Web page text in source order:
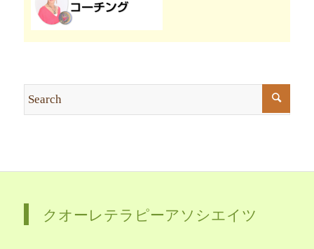
クオーレテラピーアソシエイツ